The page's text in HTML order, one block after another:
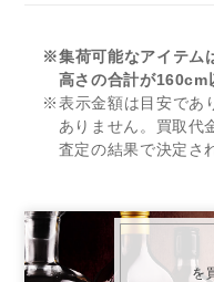
※集荷可能なアイテム
高さの合計が160cm
※表示金額は目安であ
ありません。買取代
査定の結果で決定さ
を